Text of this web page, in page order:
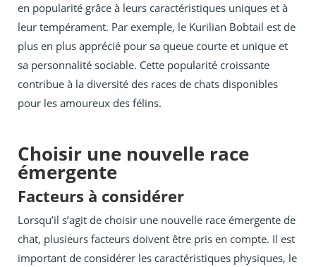
en popularité grâce à leurs caractéristiques uniques et à
leur tempérament. Par exemple, le Kurilian Bobtail est de
plus en plus apprécié pour sa queue courte et unique et
sa personnalité sociable. Cette popularité croissante
contribue à la diversité des races de chats disponibles
pour les amoureux des félins.
Choisir une nouvelle race
émergente
Facteurs à considérer
Lorsqu’il s’agit de choisir une nouvelle race émergente de
chat, plusieurs facteurs doivent être pris en compte. Il est
important de considérer les caractéristiques physiques, le